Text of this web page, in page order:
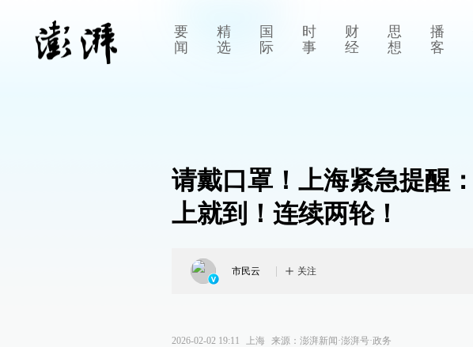
要
闻
精
选
国
际
时
事
财
经
思
想
播
客
请戴口罩！上海紧急提醒
上就到！连续两轮！
市民云 关注
2026-02-02 19:11 上海 来源： 澎湃新闻·澎湃号·政务